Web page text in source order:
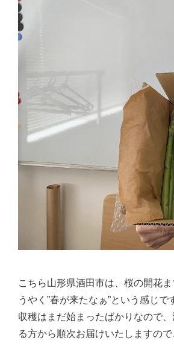
こちら山形県酒田市は、桜の開花
うやく”春が来たなぁ”という感じで
収穫はまだ始まったばかりなので
る方から順次お届けいたしますの